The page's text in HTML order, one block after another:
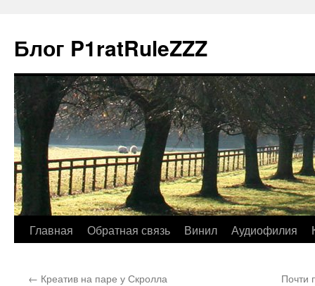
Блог P1ratRuleZZZ
Главная Обратная связь Винил Аудиофилия
← Креатив на паре у Скролла Почти